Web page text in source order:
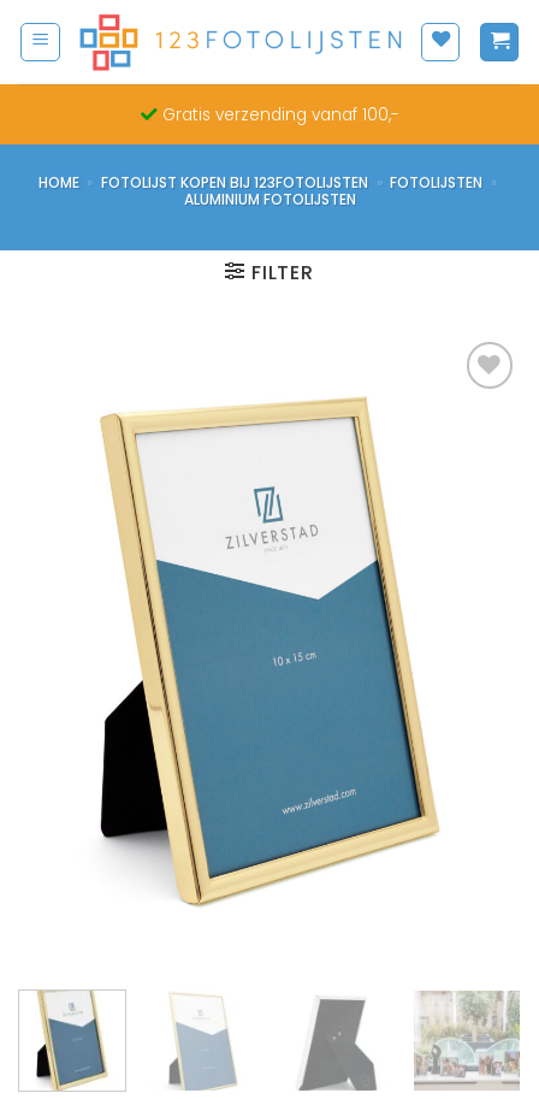
naar
Gratis verzending vanaf 100,-
HOME » FOTOLIJST KOPEN BIJ 123FOTOLIJSTEN » FOTOLIJSTEN »
ALUMINIUM FOTOLIJSTEN
FILTER